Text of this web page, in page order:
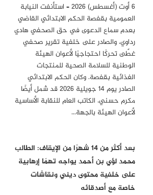
6 أوت (أغسطس) 2026 – استأنفت النيابة
العمومية بقفصة الحكم الابتدائي القاضي
بعدم سماع الدعوى في حق الصحفي هادي
رداوي، والصادر على خلفية تقرير صحفي
غطّى تحركًا احتجاجيًا لأعوان الهيئة
الوطنية للسلامة الصحية للمنتجات
الغذائية بقفصة. وكان الحكم الابتدائي
الصادر يوم 14 جويلية 2026 قد شمل أيضًا
مكرم حسني، الكاتب العام للنقابة الأساسية
لأعوان الهيئة بالجهة…
بعد أكثر من 14 شهرًا من الإيقاف: الطالب
محمد لؤي بن أحمد يواجه تهمًا إرهابية
على خلفية محتوى ديني ونقاشات
خاصة مع أصدقائه